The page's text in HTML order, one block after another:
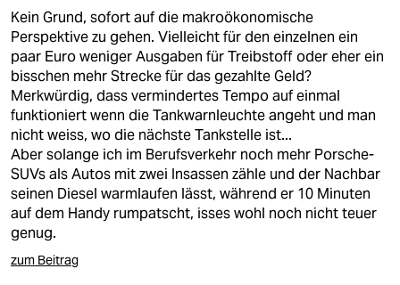
Kein Grund, sofort auf die makroökonomische
Perspektive zu gehen. Vielleicht für den einzelnen ein
paar Euro weniger Ausgaben für Treibstoff oder eher ein
bisschen mehr Strecke für das gezahlte Geld?
Merkwürdig, dass vermindertes Tempo auf einmal
funktioniert wenn die Tankwarnleuchte angeht und man
nicht weiss, wo die nächste Tankstelle ist...
Aber solange ich im Berufsverkehr noch mehr Porsche-
SUVs als Autos mit zwei Insassen zähle und der Nachbar
seinen Diesel warmlaufen lässt, während er 10 Minuten
auf dem Handy rumpatscht, isses wohl noch nicht teuer
genug.
zum Beitrag